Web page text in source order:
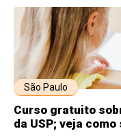
São Paulo
Curso gratuito
da USP; veja